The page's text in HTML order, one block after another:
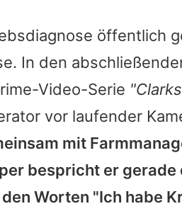
auf Promiflash
Richtlinien
öffentlich
In den
Video-Serie
vor laufender
mit
bespricht er gerade
Worten "Ich habe